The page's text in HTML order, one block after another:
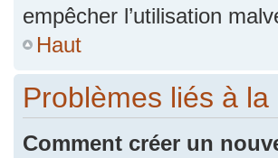
empêcher l’utilisation
Haut
Problèmes liés à
Comment créer un